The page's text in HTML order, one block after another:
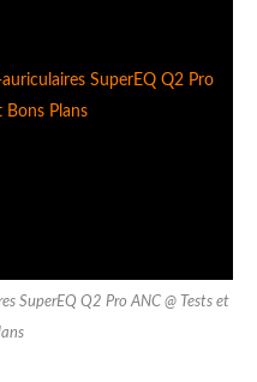
SuperEQ Q2 Pro ANC @ Tests et